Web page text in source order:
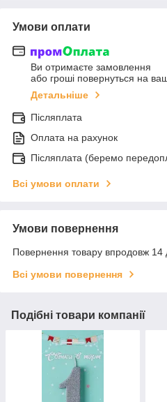
Умови оплати
Ви отримаєте замовлення
або гроші повернуться на
Детальніше
Післяплата
Оплата на рахунок
Післяплата (беремо
Всі умови оплати
Умови повернення
Повернення товару впродовж 14
Всі умови повернення
Подібні товари компанії